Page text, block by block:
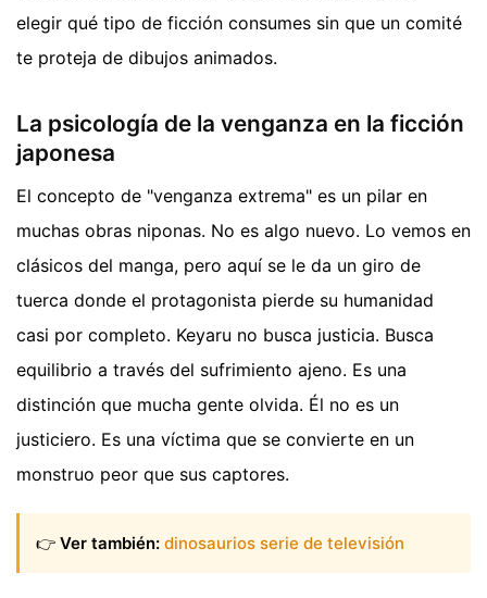
elegir qué tipo de ficción consumes sin que un comité
te proteja de dibujos animados.
La psicología de la venganza en la ficción
japonesa
El concepto de "venganza extrema" es un pilar en
muchas obras niponas. No es algo nuevo. Lo vemos en
clásicos del manga, pero aquí se le da un giro de
tuerca donde el protagonista pierde su humanidad
casi por completo. Keyaru no busca justicia. Busca
equilibrio a través del sufrimiento ajeno. Es una
distinción que mucha gente olvida. Él no es un
justiciero. Es una víctima que se convierte en un
monstruo peor que sus captores.
👉 Ver también: dinosaurios serie de televisión